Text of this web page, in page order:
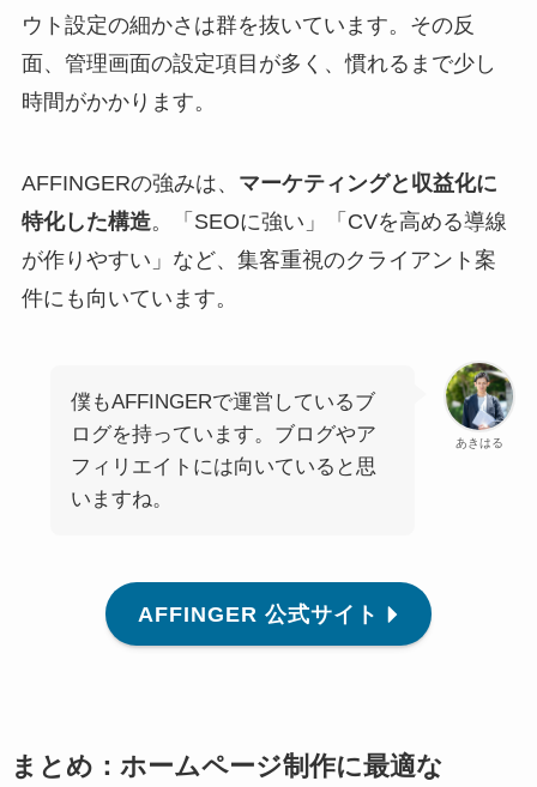
ウト設定の細かさは群を抜いています。その反
面、管理画面の設定項目が多く、慣れるまで少し
時間がかかります。
AFFINGERの強みは、 マーケティングと収益化に
特化した構造。「SEOに強い」「CVを高める導線
が作りやすい」など、集客重視のクライアント案
件にも向いています。
あきはる
僕もAFFINGERで運営しているブ
ログを持っています。ブログやア
フィリエイトには向いていると思
いますね。
AFFINGER 公式サイト
まとめ：ホームページ制作に最適な